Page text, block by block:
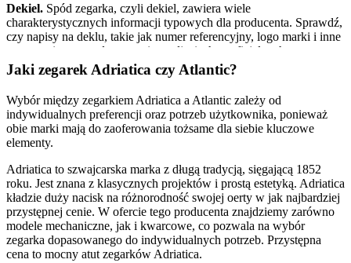
Dekiel. Spód zegarka, czyli dekiel, zawiera wiele
charakterystycznych informacji typowych dla producenta. Sprawdź,
czy napisy na deklu, takie jak numer referencyjny, logo marki i inne
oznaczenia, są zgodne z tymi na zdjęciach w oficjalnych
materiałach. Fałszywe zegarki często mają niedokładne lub
niewyraźne grawery, które łatwo można odróżnić od precyzyjnych
oznaczeń na oryginalnych modelach.
Dokumentacja i opakowanie.Oryginalne zegarki Atlantic są
sprzedawane w charakterystycznych pudełkach z logo marki. W
opakowaniu powinny znajdować się gwarancja, instrukcje obsługi
oraz certyfikat w przypadku modeli limitowanych czy z diamentami.
Brak tych elementów może sugerować, że zegarek nie jest
oryginalny. Sprawdź również, czy dokumenty są poprawnie
wypełnione i nie zawierają błędów ortograficznych czy
gramatycznych, co jest częstym błędem w podróbkach.
Cena.Zbyt niska cena może być znakiem ostrzegawczym.
Oryginalne zegarki Atlantic mają swoją wartość, która
Jaki zegarek Adriatica czy Atlantic?
Wybór między zegarkiem Adriatica a Atlantic zależy od
indywidualnych preferencji oraz potrzeb użytkownika, ponieważ
obie marki mają do zaoferowania tożsame dla siebie kluczowe
elementy.
Adriatica to szwajcarska marka z długą tradycją, sięgającą 1852
roku. Jest znana z klasycznych projektów i prostą estetyką. Adriatica
kładzie duży nacisk na różnorodność swojej oerty w jak najbardziej
przystępnej cenie. W ofercie tego producenta znajdziemy zarówno
modele mechaniczne, jak i kwarcowe, co pozwala na wybór
zegarka dopasowanego do indywidualnych potrzeb. Przystępna
cena to mocny atut zegarków Adriatica.